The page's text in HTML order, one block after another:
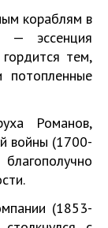
кораблям в
— эссенция
тем,
потопленные
Романов,
войны (1700-
(1853-